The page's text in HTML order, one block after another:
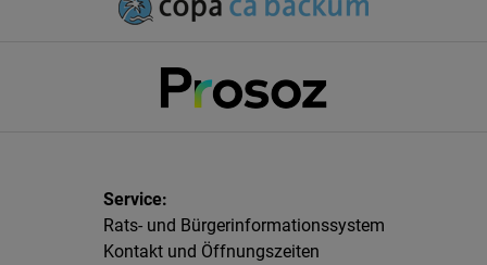
Rats- und Bürgerinformationssystem
Kontakt und Öffnungszeiten